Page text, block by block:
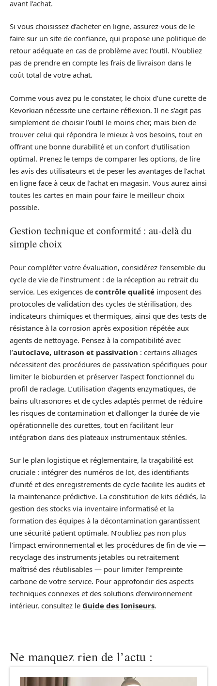
avant l’achat.
Si vous choisissez d’acheter en ligne, assurez-vous de le
faire sur un site de confiance, qui propose une politique de
retour adéquate en cas de problème avec l’outil. N’oubliez
pas de prendre en compte les frais de livraison dans le
coût total de votre achat.
Comme vous avez pu le constater, le choix d’une curette de
Kevorkian nécessite une certaine réflexion. Il ne s’agit pas
simplement de choisir l’outil le moins cher, mais bien de
trouver celui qui répondra le mieux à vos besoins, tout en
offrant une bonne durabilité et un confort d’utilisation
optimal. Prenez le temps de comparer les options, de lire
les avis des utilisateurs et de peser les avantages de l’achat
en ligne face à ceux de l’achat en magasin. Vous aurez ainsi
toutes les cartes en main pour faire le meilleur choix
possible.
Gestion technique et conformité : au‑delà du
simple choix
Pour compléter votre évaluation, considérez l’ensemble du
cycle de vie de l’instrument : de la réception au retrait du
service. Les exigences de contrôle qualité imposent des
protocoles de validation des cycles de stérilisation, des
indicateurs chimiques et thermiques, ainsi que des tests de
résistance à la corrosion après exposition répétée aux
agents de nettoyage. Pensez à la compatibilité avec
l’autoclave, ultrason et passivation : certains alliages
nécessitent des procédures de passivation spécifiques pour
limiter le bioburden et préserver l’aspect fonctionnel du
profil de raclage. L’utilisation d’agents enzymatiques, de
bains ultrasonores et de cycles adaptés permet de réduire
les risques de contamination et d’allonger la durée de vie
opérationnelle des curettes, tout en facilitant leur
intégration dans des plateaux instrumentaux stériles.
Sur le plan logistique et réglementaire, la traçabilité est
cruciale : intégrer des numéros de lot, des identifiants
d’unité et des enregistrements de cycle facilite les audits et
la maintenance prédictive. La constitution de kits dédiés, la
gestion des stocks via inventaire informatisé et la
formation des équipes à la décontamination garantissent
une sécurité patient optimale. N’oubliez pas non plus
l’impact environnemental et les procédures de fin de vie —
recyclage des instruments jetables ou retraitement
maîtrisé des réutilisables — pour limiter l’empreinte
carbone de votre service. Pour approfondir des aspects
techniques connexes et des solutions d’environnement
intérieur, consultez le Guide des Ioniseurs.
Ne manquez rien de l’actu :